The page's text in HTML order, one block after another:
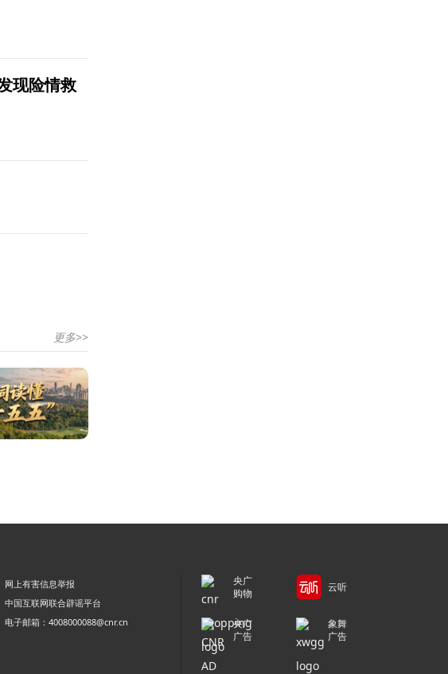
现险情救
更多>>
网上有害信息举报
中国互联网联合辟谣平台
电子邮箱：4008000088@cnr.cn
央广
购物
云听
央广
广告
象舞
广告